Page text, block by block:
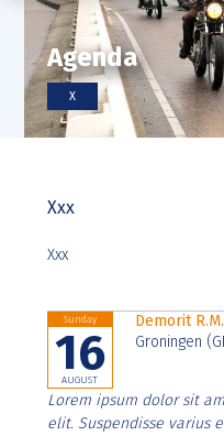
Agenda
X
Xxx
Xxx
Sunday
16
AUGUST
Demorit
Groningen
Lorem ipsum dolor sit
elit. Suspendisse varius